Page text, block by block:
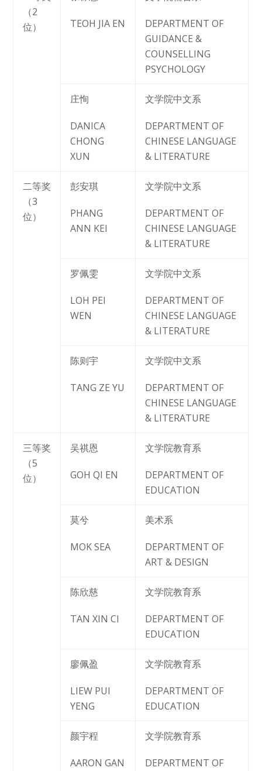
（2
位）
TEOH JIA EN
DEPARTMENT OF
GUIDANCE &
COUNSELLING
PSYCHOLOGY
庄恂
DANICA
CHONG
XUN
文学院中文系
DEPARTMENT OF
CHINESE LANGUAGE
& LITERATURE
二等奖
（3
位）
彭安琪
PHANG
ANN KEI
文学院中文系
DEPARTMENT OF
CHINESE LANGUAGE
& LITERATURE
罗佩雯
LOH PEI
WEN
文学院中文系
DEPARTMENT OF
CHINESE LANGUAGE
& LITERATURE
陈则宇
TANG ZE YU
文学院中文系
DEPARTMENT OF
CHINESE LANGUAGE
& LITERATURE
三等奖
（5
位）
吴祺恩
GOH QI EN
文学院教育系
DEPARTMENT OF
EDUCATION
莫兮
MOK SEA
美术系
DEPARTMENT OF
ART & DESIGN
陈欣慈
TAN XIN CI
文学院教育系
DEPARTMENT OF
EDUCATION
廖佩盈
LIEW PUI
YENG
文学院教育系
DEPARTMENT OF
EDUCATION
颜宇程
AARON GAN
文学院教育系
DEPARTMENT OF